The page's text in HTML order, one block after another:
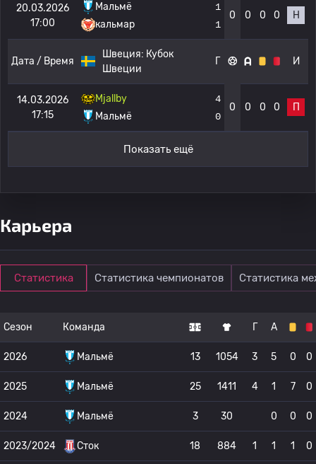
20.03.2026
17:00
Мальмё
кальмар
1
1
0 0 0 0 Н
Дата / Время
Швеция: Кубок
Швеции
Г И
14.03.2026
17:15
Mjallby
Мальмё
4
0
0 0 0 0 П
Показать ещё
Карьера
Статистика Статистика чемпионатов Статистика
Сезон Команда Г А
2026 Мальмё 13 1054 3 5 0 0
2025 Мальмё 25 1411 4 1 7 0
2024 Мальмё 3 30 0 0 0
2023/2024 Сток 18 884 1 1 1 0